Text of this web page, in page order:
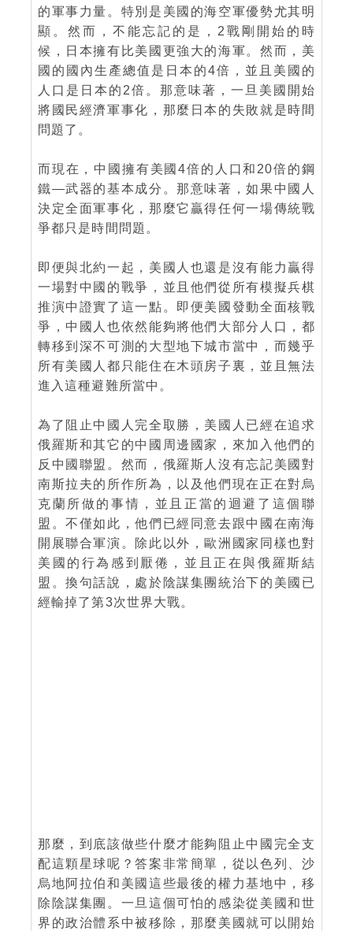
的軍事力量。特別是美國的海空軍優勢尤其明
顯。然而，不能忘記的是，2戰剛開始的時
候，日本擁有比美國更強大的海軍。然而，美
國的國內生產總值是日本的4倍，並且美國的
人口是日本的2倍。那意味著，一旦美國開始
將國民經濟軍事化，那麼日本的失敗就是時間
問題了。
而現在，中國擁有美國4倍的人口和20倍的鋼
鐵—武器的基本成分。那意味著，如果中國人
決定全面軍事化，那麼它贏得任何一場傳統戰
爭都只是時間問題。
即便與北約一起，美國人也還是沒有能力贏得
一場對中國的戰爭，並且他們從所有模擬兵棋
推演中證實了這一點。即便美國發動全面核戰
爭，中國人也依然能夠將他們大部分人口，都
轉移到深不可測的大型地下城市當中，而幾乎
所有美國人都只能住在木頭房子裏，並且無法
進入這種避難所當中。
為了阻止中國人完全取勝，美國人已經在追求
俄羅斯和其它的中國周邊國家，來加入他們的
反中國聯盟。然而，俄羅斯人沒有忘記美國對
南斯拉夫的所作所為，以及他們現在正在對烏
克蘭所做的事情，並且正當的迴避了這個聯
盟。不僅如此，他們已經同意去跟中國在南海
開展聯合軍演。除此以外，歐洲國家同樣也對
美國的行為感到厭倦，並且正在與俄羅斯結
盟。換句話說，處於陰謀集團統治下的美國已
經輸掉了第3次世界大戰。
那麼，到底該做些什麼才能夠阻止中國完全支
配這顆星球呢？答案非常簡單，從以色列、沙
烏地阿拉伯和美國這些最後的權力基地中，移
除陰謀集團。一旦這個可怕的感染從美國和世
界的政治體系中被移除，那麼美國就可以開始